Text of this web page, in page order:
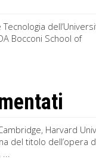
Bocconi School of
Harvard
del titolo dell’opera di